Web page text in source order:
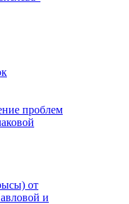
проблем
от
и